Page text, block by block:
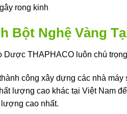
rong kinh
Bột Nghệ Vàng
Dược THAPHACO luôn chú
công xây dựng các nhà
lượng cao khác tại Việt Nam
cao nhất.